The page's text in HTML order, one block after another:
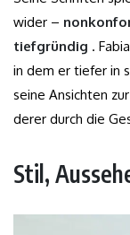
wider –
tiefgründig .
in dem er tiefer in
seine Ansichten zur
derer durch die
Stil,